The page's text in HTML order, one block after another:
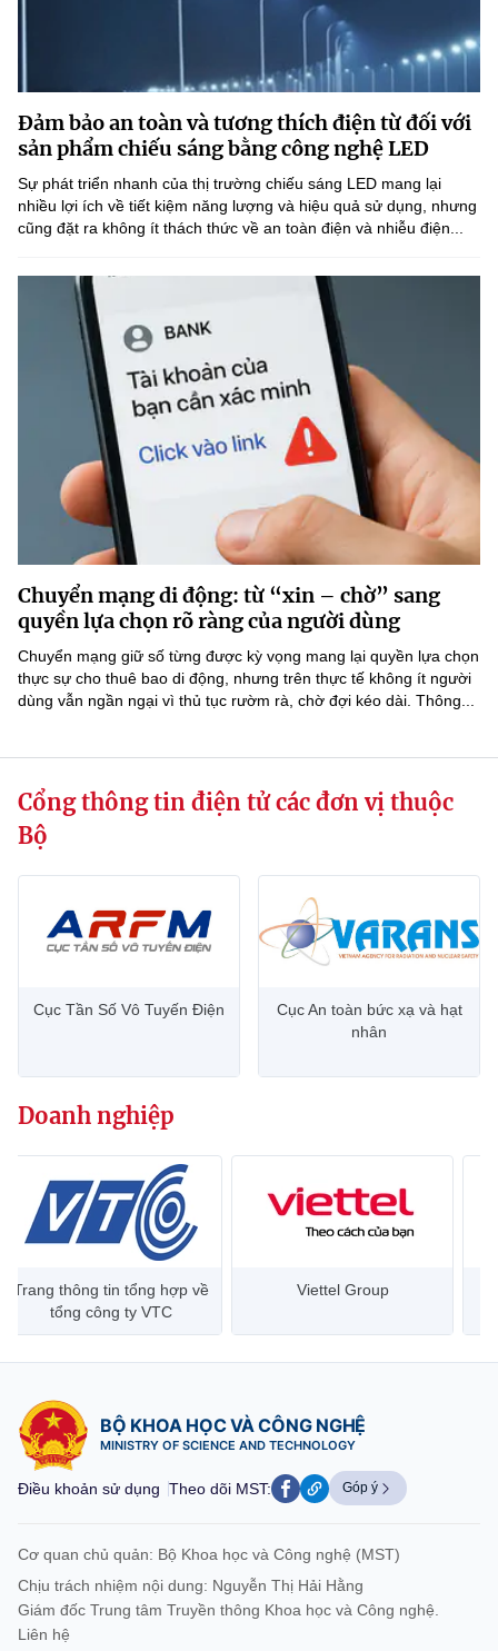
Giám đốc Trung tâm Truyền thông Khoa học và Công nghệ.
Địa chỉ: Ban Biên tập Cổng TTĐT - 18 Nguyễn Du, TP. Hà Nội
Điện thoại: 024 3936 9506
Email:
stc@mst.gov.vn
©2026 Bản quyền thuộc Bộ Khoa Học và Công Nghệ
(Ghi rõ nguồn "https://mst.gov.vn" khi phát hành lại thông tin từ
website này)
Đảm bảo an toàn và tương thích điện từ đối với
sản phẩm chiếu sáng bằng công nghệ LED
Sự phát triển nhanh của thị trường chiếu sáng LED mang lại
nhiều lợi ích về tiết kiệm năng lượng và hiệu quả sử dụng, nhưng
cũng đặt ra không ít thách thức về an toàn điện và nhiễu điện...
Chuyển mạng di động: từ “xin – chờ” sang
quyền lựa chọn rõ ràng của người dùng
Chuyển mạng giữ số từng được kỳ vọng mang lại quyền lựa chọn
thực sự cho thuê bao di động, nhưng trên thực tế không ít người
dùng vẫn ngần ngại vì thủ tục rườm rà, chờ đợi kéo dài. Thông...
Cổng thông tin điện tử các đơn vị thuộc
Bộ
Cục Tần Số Vô Tuyến Điện
Cục An toàn bức xạ và hạt
nhân
Doanh nghiệp
Trang thông tin tổng hợp về
tổng công ty VTC
Viettel Group
BỘ KHOA HỌC VÀ CÔNG NGHỆ
MINISTRY OF SCIENCE AND TECHNOLOGY
Điều khoản sử dụng Theo dõi MST: Góp ý
Cơ quan chủ quản: Bộ Khoa học và Công nghệ (MST)
Chịu trách nhiệm nội dung: Nguyễn Thị Hải Hằng
Giám đốc Trung tâm Truyền thông Khoa học và Công nghệ.
Liên hệ